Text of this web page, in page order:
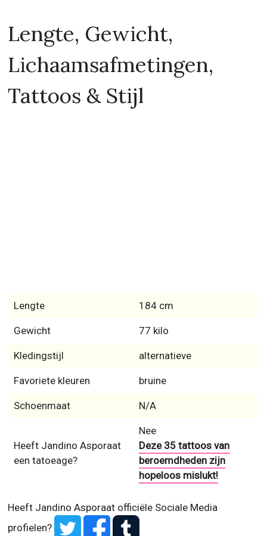
Lengte, Gewicht,
Lichaamsafmetingen,
Tattoos & Stijl
Lengte 184 cm
Gewicht 77 kilo
Kledingstijl alternatieve
Favoriete kleuren bruine
Schoenmaat N/A
Heeft Jandino Asporaat
een tatoeage?
Nee
Deze 35 tattoos van
beroemdheden zijn
hopeloos mislukt!
Heeft Jandino Asporaat officiële Sociale Media
profielen?